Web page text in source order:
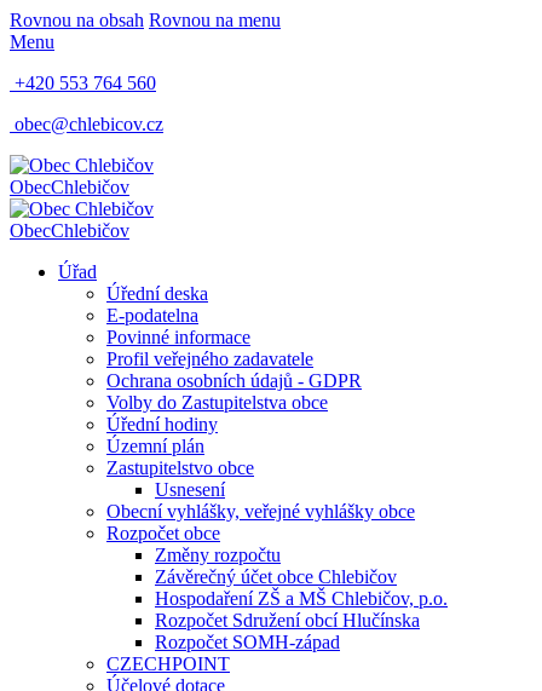
Rovnou na obsah Rovnou na menu
Menu
+420 553 764 560
obec@chlebicov.cz
ObecChlebičov
ObecChlebičov
Úřad
Úřední deska
E-podatelna
Povinné informace
Profil veřejného zadavatele
Ochrana osobních údajů - GDPR
Volby do Zastupitelstva obce
Úřední hodiny
Územní plán
Zastupitelstvo obce
Usnesení
Obecní vyhlášky, veřejné vyhlášky obce
Rozpočet obce
Změny rozpočtu
Závěrečný účet obce Chlebičov
Hospodaření ZŠ a MŠ Chlebičov, p.o.
Rozpočet Sdružení obcí Hlučínska
Rozpočet SOMH-západ
CZECHPOINT
Účelové dotace